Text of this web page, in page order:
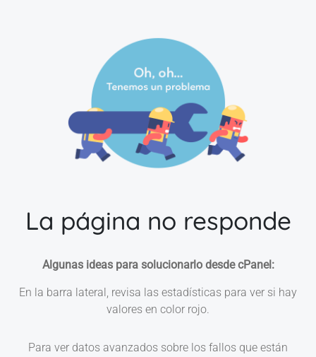
La página no responde
Algunas ideas para solucionarlo desde cPanel:
En la barra lateral, revisa las estadísticas para ver si hay
valores en color rojo.
Para ver datos avanzados sobre los fallos que están